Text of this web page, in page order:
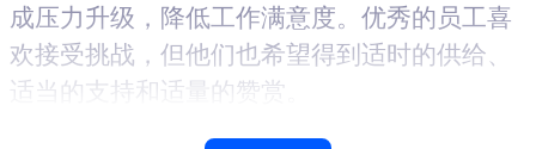
成压力升级，降低工作满意度。优秀的员工喜
欢接受挑战，但他们也希望得到适时的供给、
适当的支持和适量的赞赏。